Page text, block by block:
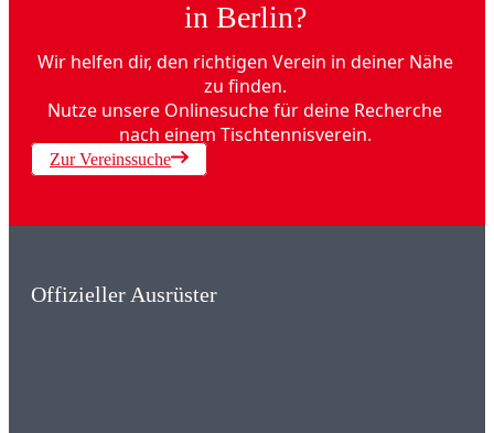
in Berlin?
Wir helfen dir, den richtigen Verein in deiner Nähe
zu finden.
Nutze unsere Onlinesuche für deine Recherche
nach einem Tischtennisverein.
Zur Vereinssuche
Offizieller Ausrüster